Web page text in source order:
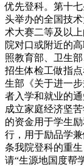
优先登科。第十
头举办的全国技
术大赛二等及以
院对口或附近的
照教育部、卫生
招生体检工做指
生部《关于进一
者入学和就业的
成立家庭经济坚
的资金用于学生
行，用于励品学
条我院登科的重
请“生源地国度帮